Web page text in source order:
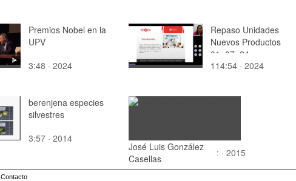
Premios Nobel en la
UPV
3:48 · 2024
Repaso Unidades
Nuevos Productos
01_07_24
114:54 · 2024
berenjena especies
silvestres
3:57 · 2014
José Luis González
Casellas
: · 2015
Contacto